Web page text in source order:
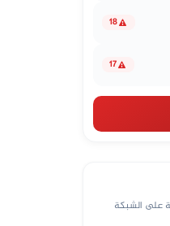
18
17
على الشبكة